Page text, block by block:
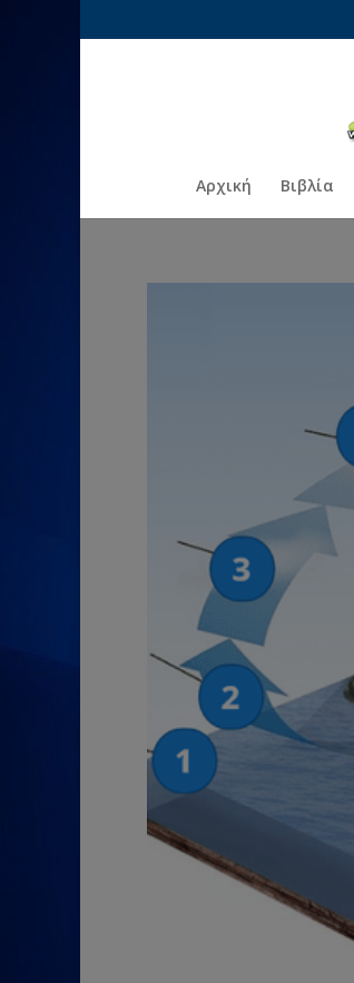
Αρχική Βιβλία